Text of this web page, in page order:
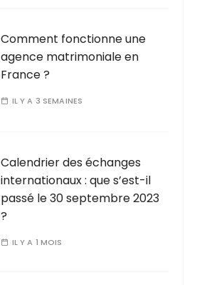
Comment fonctionne une
agence matrimoniale en
France ?
IL Y A 3 SEMAINES
Calendrier des échanges
internationaux : que s’est-il
passé le 30 septembre 2023
?
IL Y A 1 MOIS